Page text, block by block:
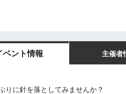
ベント情報 主催者
りに針を落としてみませんか？